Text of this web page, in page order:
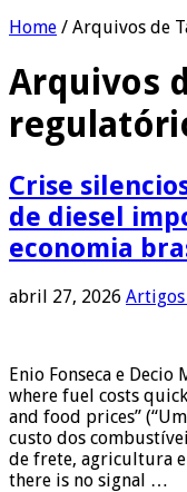
Home / Arquivos de
Arquivos
Crise
de diesel
economia
abril 27, 2026
Enio Fonseca e
where fuel costs
and food prices”
custo dos
de frete, agricultura e
there is no signal …